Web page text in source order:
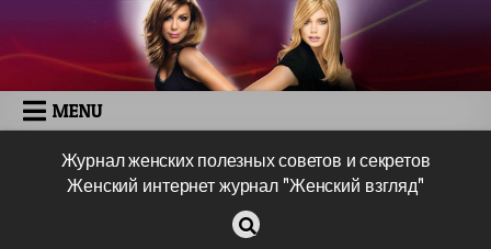
MENU
Журнал женских полезных советов и секретов
Женский интернет журнал "Женский взгляд"